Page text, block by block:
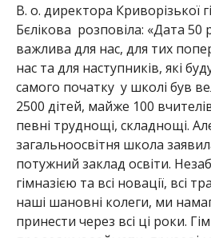
В. о. директора Криворізької
Бєлікова розповіла: «Дата 50
важлива для нас, для тих
нас та для наступників, які
самого початку у школі був
2500 дітей, майже 100
певні труднощі, складнощі.
загальноосвітня школа
потужний заклад освіти.
гімназією та всі новації, всі
наші шановні колеги, ми
принести через всі ці роки.